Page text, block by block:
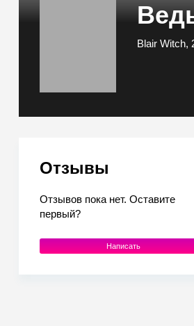
Blair
Отзывы
Отзывов пока нет. Оставите
первый?
Написать